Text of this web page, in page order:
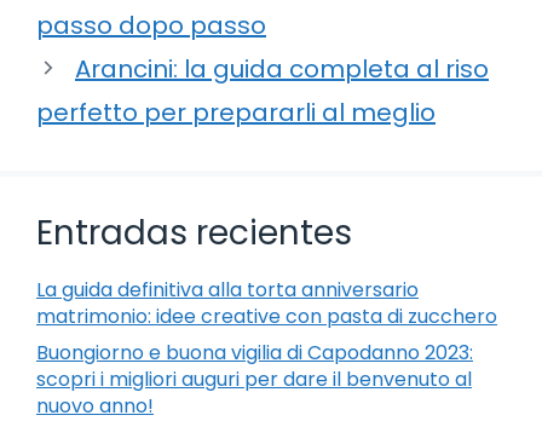
passo dopo passo
Arancini: la guida completa al riso
perfetto per prepararli al meglio
Entradas recientes
La guida definitiva alla torta anniversario
matrimonio: idee creative con pasta di zucchero
Buongiorno e buona vigilia di Capodanno 2023:
scopri i migliori auguri per dare il benvenuto al
nuovo anno!